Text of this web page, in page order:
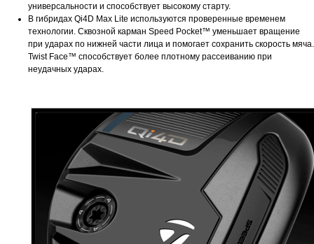
универсальности и способствует высокому старту.
В гибридах Qi4D Max Lite используются проверенные временем
технологии. Сквозной карман Speed Pocket™ уменьшает вращение
при ударах по нижней части лица и помогает сохранить скорость мяча.
Twist Face™ способствует более плотному рассеиванию при
неудачных ударах.